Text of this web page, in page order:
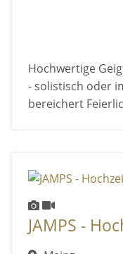
Hochwertige
- solistisch oder
bereichert
JAMPS -